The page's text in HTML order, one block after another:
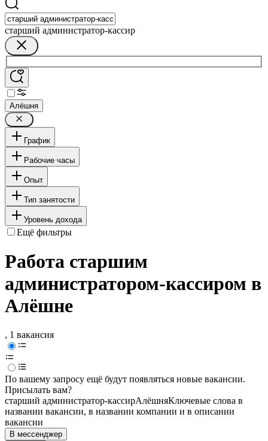
старший администратор-кассир
Алёшня
График
Рабочие часы
Опыт
Тип занятости
Уровень дохода
Ещё фильтры
Работа старшим
администратором-кассиром в
Алёшне
, 1 вакансия
По вашему запросу ещё будут появляться новые вакансии.
Присылать вам?
старший администратор-кассирАлёшняКлючевые слова в
названии вакансии, в названии компании и в описании
вакансии
В мессенджер